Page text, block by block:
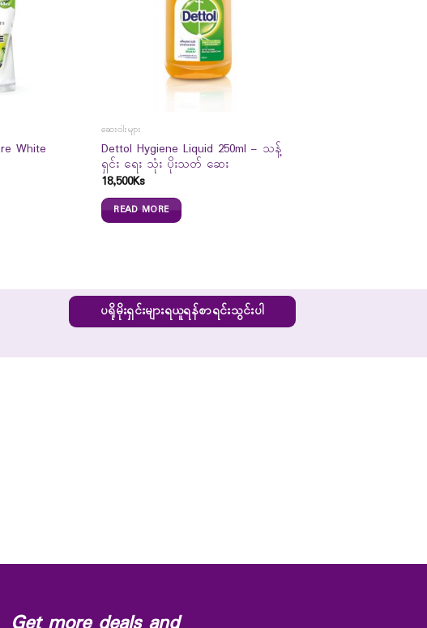
White
ဆေးဝါးများ
Dettol Hygiene Liquid 250ml – သန့်
ရှင်း ရေး သုံး ပိုးသတ် ဆေး
18,500Ks
READ MORE
ပရိုမိုးရှင်းများရယူရန်စာရင်းသွင်းပါ